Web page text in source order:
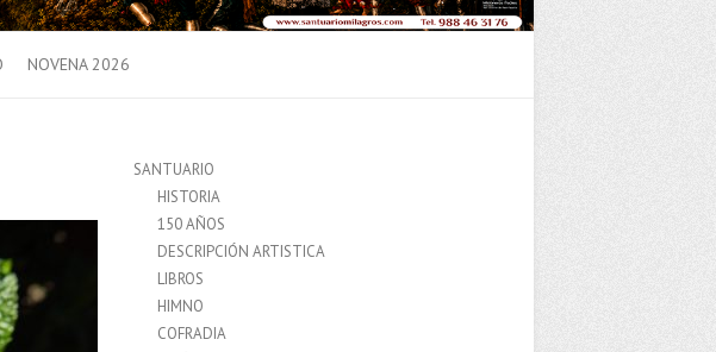
NOVENA 2026
SANTUARIO
HISTORIA
150 AÑOS
DESCRIPCIÓN ARTISTICA
LIBROS
HIMNO
COFRADIA